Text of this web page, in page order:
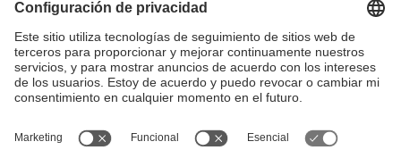
Editad en la página "Contacto personalizado", que
encontraréis en la raíz de español, vuestros datos
personalizados de contacto.
Formulario de contacto